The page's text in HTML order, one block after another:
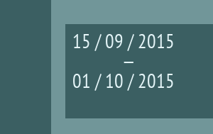
15 / 09 / 2015
—
01 / 10 / 2015